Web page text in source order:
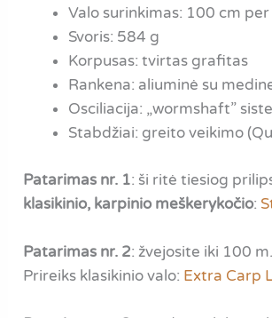
Valo surinkimas: 100 cm
Svoris: 584 g
Korpusas: tvirtas grafitas
Rankena: aliuminė su
Osciliacija: „wormshaft”
Stabdžiai: greito veikimo
Patarimas nr. 1: ši ritė tiesiog
klasikinio, karpinio meškerykočio:
Patarimas nr. 2: žvejosite iki 100
Prireiks klasikinio valo: Extra Carp